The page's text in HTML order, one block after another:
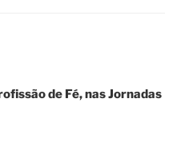
de Fé, nas Jornadas